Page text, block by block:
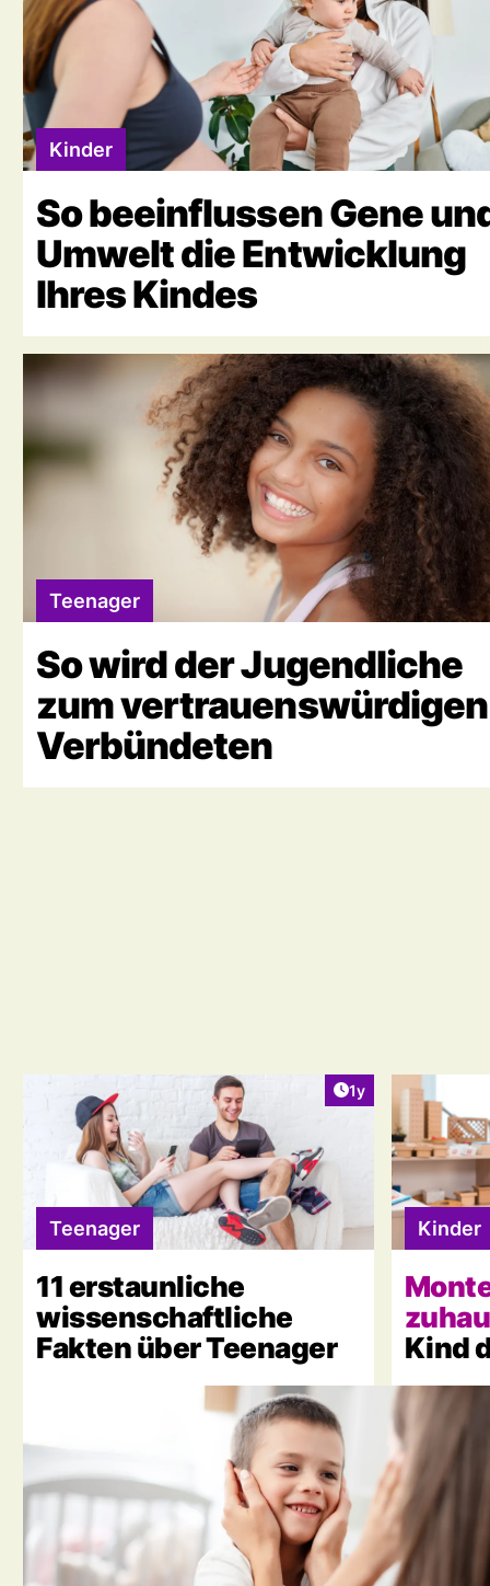
Kinder
So beeinflussen Gene
Umwelt die Entwicklung
Ihres Kindes
Teenager
So wird der Jugendliche
zum vertrauenswürdigen
Verbündeten
Artikel
1y
Teenager
11 erstaunliche
wissenschaftliche
Fakten über Teenager
Kinder
Kind